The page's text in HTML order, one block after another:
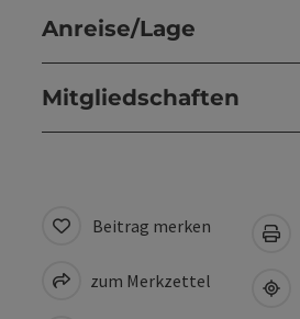
Anreise/Lage
Mitgliedschaften
Beitrag merken
zum Merkzettel